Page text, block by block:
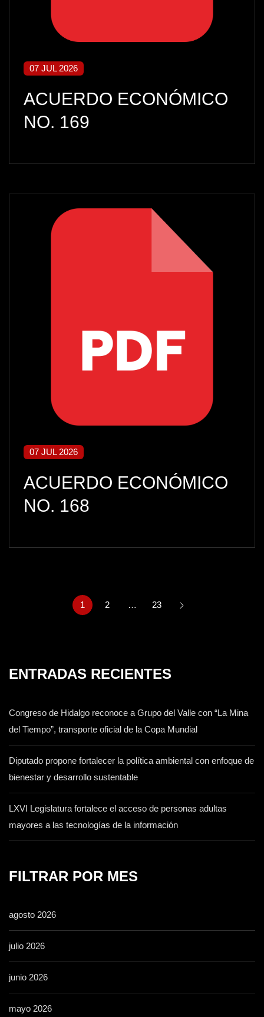
07 JUL 2026
ACUERDO ECONÓMICO
NO. 169
07 JUL 2026
ACUERDO ECONÓMICO
NO. 168
1 2 … 23
ENTRADAS RECIENTES
Congreso de Hidalgo reconoce a Grupo del Valle con “La Mina
del Tiempo”, transporte oficial de la Copa Mundial
Diputado propone fortalecer la política ambiental con enfoque de
bienestar y desarrollo sustentable
LXVI Legislatura fortalece el acceso de personas adultas
mayores a las tecnologías de la información
FILTRAR POR MES
agosto 2026
julio 2026
junio 2026
mayo 2026